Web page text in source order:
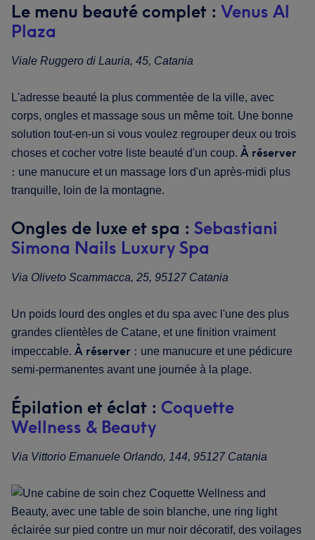
Le menu beauté complet : Venus Al
Plaza
Viale Ruggero di Lauria, 45, Catania
L'adresse beauté la plus commentée de la ville, avec
corps, ongles et massage sous un même toit. Une bonne
solution tout-en-un si vous voulez regrouper deux ou trois
choses et cocher votre liste beauté d'un coup. À réserver
: une manucure et un massage lors d'un après-midi plus
tranquille, loin de la montagne.
Ongles de luxe et spa : Sebastiani
Simona Nails Luxury Spa
Via Oliveto Scammacca, 25, 95127 Catania
Un poids lourd des ongles et du spa avec l'une des plus
grandes clientèles de Catane, et une finition vraiment
impeccable. À réserver : une manucure et une pédicure
semi-permanentes avant une journée à la plage.
Épilation et éclat : Coquette
Wellness & Beauty
Via Vittorio Emanuele Orlando, 144, 95127 Catania